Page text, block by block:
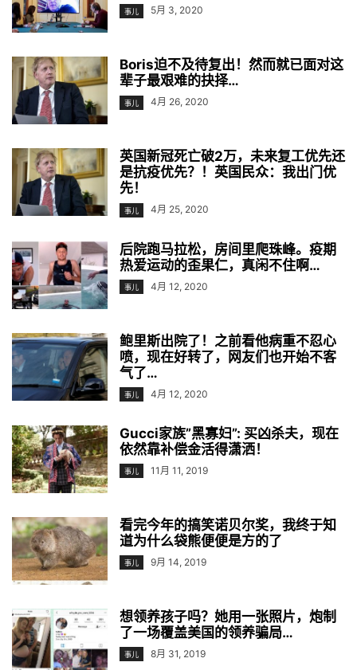
事儿 5月 3, 2020
Boris迫不及待复出！然而就已面对这
辈子最艰难的抉择…
事儿 4月 26, 2020
英国新冠死亡破2万，未来复工优先还
是抗疫优先？！英国民众：我出门优
先！
事儿 4月 25, 2020
后院跑马拉松，房间里爬珠峰。疫期
热爱运动的歪果仁，真闲不住啊…
事儿 4月 12, 2020
鲍里斯出院了！之前看他病重不忍心
喷，现在好转了，网友们也开始不客
气了…
事儿 4月 12, 2020
Gucci家族”黑寡妇”: 买凶杀夫，现在
依然靠补偿金活得潇洒！
事儿 11月 11, 2019
看完今年的搞笑诺贝尔奖，我终于知
道为什么袋熊便便是方的了
事儿 9月 14, 2019
想领养孩子吗？她用一张照片，炮制
了一场覆盖美国的领养骗局…
事儿 8月 31, 2019